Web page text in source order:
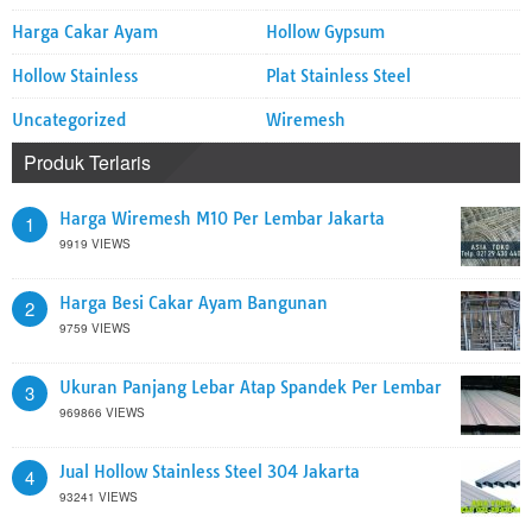
Harga Cakar Ayam Hollow Gypsum
Hollow Stainless Plat Stainless Steel
Uncategorized Wiremesh
Produk Terlaris
1 Harga Wiremesh M10 Per Lembar Jakarta
9919 VIEWS
2 Harga Besi Cakar Ayam Bangunan
9759 VIEWS
3 Ukuran Panjang Lebar Atap Spandek Per Lembar
969866 VIEWS
4 Jual Hollow Stainless Steel 304 Jakarta
93241 VIEWS